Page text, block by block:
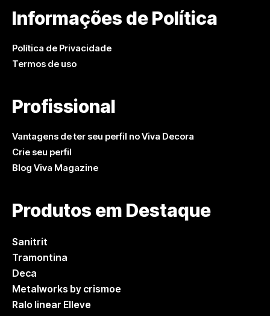
Informações de Política
Política de Privacidade
Termos de uso
Profissional
Vantagens de ter seu perfil no Viva Decora
Crie seu perfil
Blog Viva Magazine
Produtos em Destaque
Sanitrit
Tramontina
Deca
Metalworks by crismoe
Ralo linear Elleve